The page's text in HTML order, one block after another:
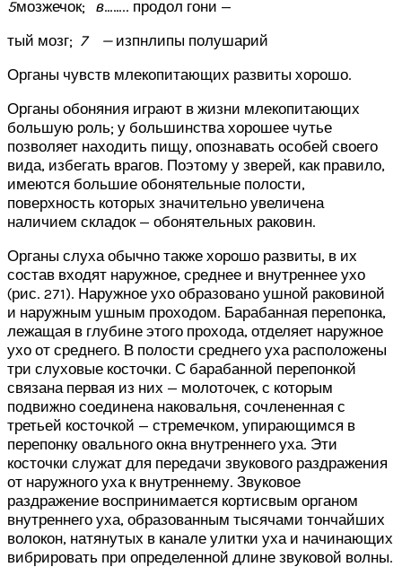
5мозжечок; в…….. продол гони —
тый мозг; 7 —изпнлипы полушарий
Органы чувств млекопитающих развиты хорошо.
Органы обоняния играют в жизни млекопитающих
большую роль; у большинства хорошее чутье
позволяет находить пищу, опознавать особей своего
вида, избегать врагов. Поэтому у зверей, как правило,
имеются большие обонятельные полости,
поверхность которых значительно увеличена
наличием складок — обонятельных раковин.
Органы слуха обычно также хорошо развиты, в их
состав входят наружное, среднее и внутреннее ухо
(рис. 271). Наружное ухо образовано ушной раковиной
и наружным ушным проходом. Барабанная перепонка,
лежащая в глубине этого прохода, отделяет наружное
ухо от среднего. В полости среднего уха расположены
три слуховые косточки. С барабанной перепонкой
связана первая из них — молоточек, с которым
подвижно соединена наковальня, сочлененная с
третьей косточкой — стремечком, упирающимся в
перепонку овального окна внутреннего уха. Эти
косточки служат для передачи звукового раздражения
от наружного уха к внутреннему. Звуковое
раздражение воспринимается кортисвым органом
внутреннего уха, образованным тысячами тончайших
волокон, натянутых в канале улитки уха и начинающих
вибрировать при определенной длине звуковой волны.